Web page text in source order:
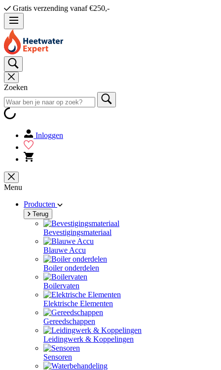
Gratis verzending vanaf €250,-
Zoeken
Inloggen
Menu
Producten
Terug
Bevestigingsmateriaal
Blauwe Accu
Boiler onderdelen
Boilervaten
Elektrische Elementen
Gereedschappen
Leidingwerk & Koppelingen
Sensoren